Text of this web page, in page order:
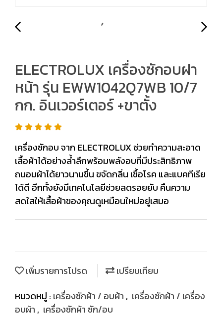
ELECTROLUX เครื่องซักอบฝา
หน้า รุ่น EWW1042Q7WB 10/7
กก. อินเวอร์เตอร์ +ขาตั้ง
เครื่องซักอบ จาก ELECTROLUX ช่วยทำความสะอาด
เสื้อผ้าได้อย่างล้ำลึกพร้อมพลังอบที่มีประสิทธิภาพ
ถนอมผ้าได้ยาวนานขึ้น ขจัดกลิ่น เชื้อโรค และแบคทีเรีย
ได้ดี อีกทั้งยังมีเทคโนโลยีช่วยลดรอยยับ คืนความ
สดใสให้เสื้อผ้าของคุณดูเหมือนใหม่อยู่เสมอ
เพิ่มรายการโปรด
เปรียบเทียบ
หมวดหมู่ : เครื่องซักผ้า / อบผ้า , เครื่องซักผ้า / เครื่อง
อบผ้า , เครื่องซักผ้า ซัก/อบ